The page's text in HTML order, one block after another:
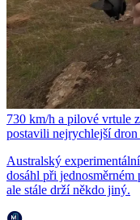
730 km/h a pilové vrtule
postavili nejrychlejší dron
Australský
dosáhl při
ale stále drží někdo jiný.